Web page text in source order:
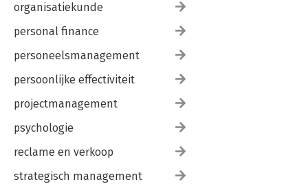
organisatiekunde
personal finance
personeelsmanagement
persoonlijke effectiviteit
projectmanagement
psychologie
reclame en verkoop
strategisch management